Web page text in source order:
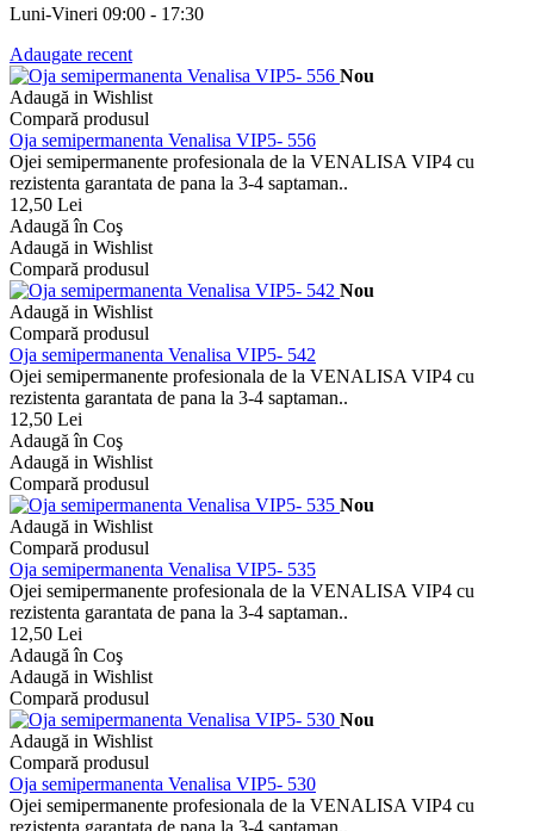
Luni-Vineri 09:00 - 17:30
Adaugate recent
Nou
Adaugă in Wishlist
Compară produsul
Oja semipermanenta Venalisa VIP5- 556
Ojei semipermanente profesionala de la VENALISA VIP4 cu
rezistenta garantata de pana la 3-4 saptaman..
12,50 Lei
Adaugă în Coş
Adaugă in Wishlist
Compară produsul
Nou
Adaugă in Wishlist
Compară produsul
Oja semipermanenta Venalisa VIP5- 542
Ojei semipermanente profesionala de la VENALISA VIP4 cu
rezistenta garantata de pana la 3-4 saptaman..
12,50 Lei
Adaugă în Coş
Adaugă in Wishlist
Compară produsul
Nou
Adaugă in Wishlist
Compară produsul
Oja semipermanenta Venalisa VIP5- 535
Ojei semipermanente profesionala de la VENALISA VIP4 cu
rezistenta garantata de pana la 3-4 saptaman..
12,50 Lei
Adaugă în Coş
Adaugă in Wishlist
Compară produsul
Nou
Adaugă in Wishlist
Compară produsul
Oja semipermanenta Venalisa VIP5- 530
Ojei semipermanente profesionala de la VENALISA VIP4 cu
rezistenta garantata de pana la 3-4 saptaman..